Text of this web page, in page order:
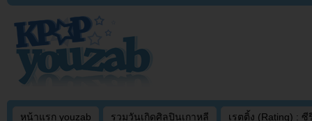
หน้าแรก youzab รวมวันเกิดศิลปินเกาหลี เรตติ้ง (Rating) : ซี